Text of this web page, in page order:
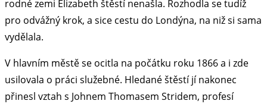
rodné zemi Elizabeth štěstí nenašla. Rozhodla se tudíž
pro odvážný krok, a sice cestu do Londýna, na niž si sama
vydělala.
V hlavním městě se ocitla na počátku roku 1866 a i zde
usilovala o práci služebné. Hledané štěstí jí nakonec
přinesl vztah s Johnem Thomasem Stridem, profesí